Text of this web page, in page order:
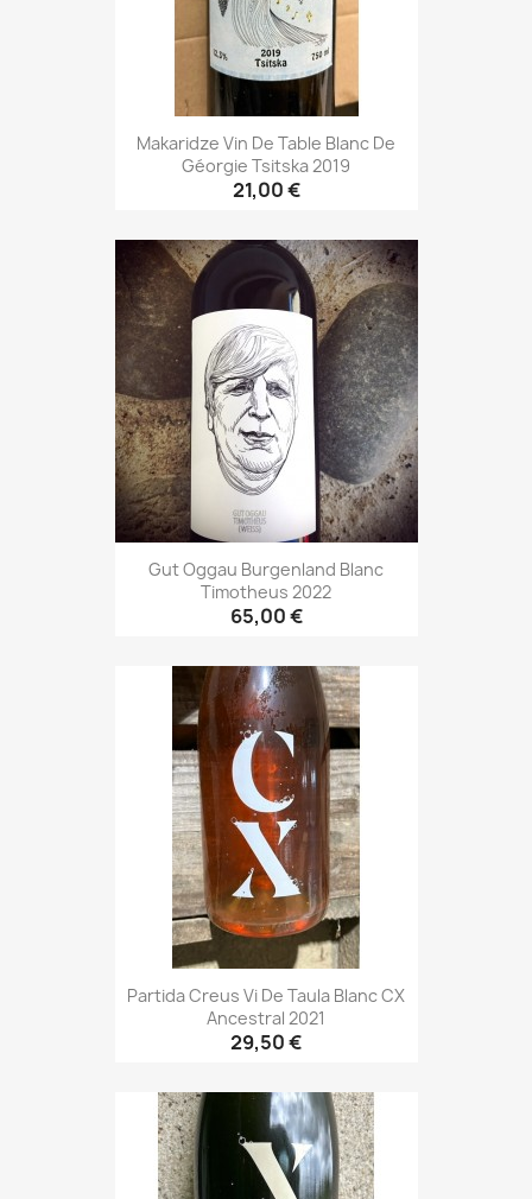
Makaridze Vin De Table Blanc De
Géorgie Tsitska 2019
21,00 €
Gut Oggau Burgenland Blanc
Timotheus 2022
65,00 €
Partida Creus Vi De Taula Blanc CX
Ancestral 2021
29,50 €